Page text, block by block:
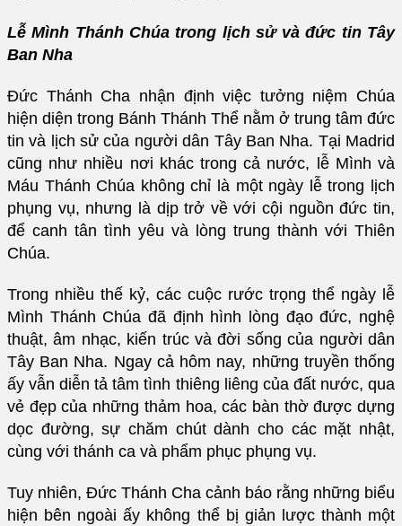
Lễ Mình Thánh Chúa trong lịch sử và đức tin Tây
Ban Nha
Đức Thánh Cha nhận định việc tưởng niệm Chúa
hiện diện trong Bánh Thánh Thể nằm ở trung tâm đức
tin và lịch sử của người dân Tây Ban Nha. Tại Madrid
cũng như nhiều nơi khác trong cả nước, lễ Mình và
Máu Thánh Chúa không chỉ là một ngày lễ trong lịch
phụng vụ, nhưng là dịp trở về với cội nguồn đức tin,
để canh tân tình yêu và lòng trung thành với Thiên
Chúa.
Trong nhiều thế kỷ, các cuộc rước trọng thể ngày lễ
Mình Thánh Chúa đã định hình lòng đạo đức, nghệ
thuật, âm nhạc, kiến trúc và đời sống của người dân
Tây Ban Nha. Ngay cả hôm nay, những truyền thống
ấy vẫn diễn tả tâm tình thiêng liêng của đất nước, qua
vẻ đẹp của những thảm hoa, các bàn thờ được dựng
dọc đường, sự chăm chút dành cho các mặt nhật,
cùng với thánh ca và phẩm phục phụng vụ.
Tuy nhiên, Đức Thánh Cha cảnh báo rằng những biểu
hiện bên ngoài ấy không thể bị giản lược thành một